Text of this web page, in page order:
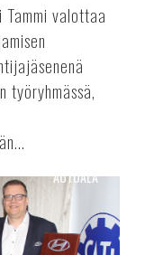
valottaa
työryhmässä,
AUTOALA